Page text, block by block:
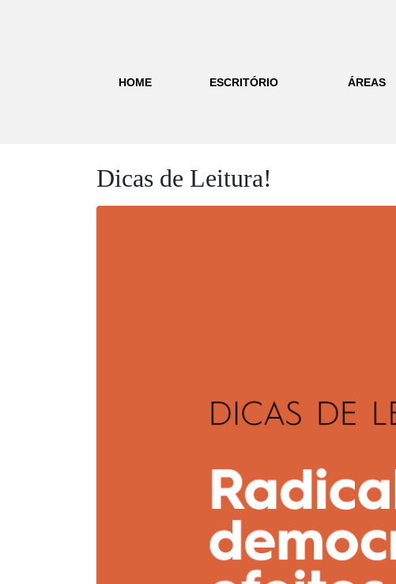
HOME ESCRITÓRIO ÁREAS
Dicas de Leitura!